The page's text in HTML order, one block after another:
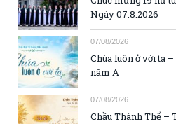
Ngày 07.8.2026
07/08/2026
Chúa luôn ở với ta
năm A
07/08/2026
Chầu Thánh Thể –